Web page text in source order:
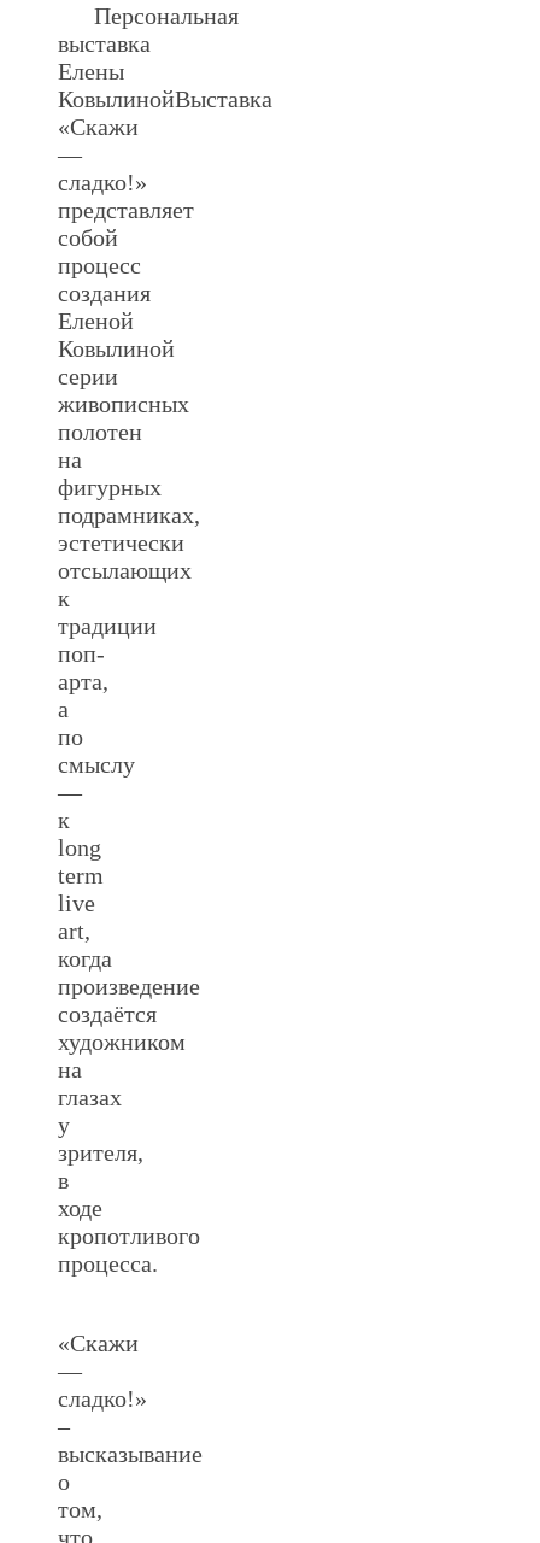
Персональная
выставка
Елены
КовылинойВыставка
«Скажи
—
сладко!»
представляет
собой
процесс
создания
Еленой
Ковылиной
серии
живописных
полотен
на
фигурных
подрамниках,
эстетически
отсылающих
к
традиции
поп-
арта,
а
по
смыслу
—
к
long
term
live
art,
когда
произведение
создаётся
художником
на
глазах
у
зрителя,
в
ходе
кропотливого
процесса.
«Скажи
—
сладко!»
–
высказывание
о
том,
что